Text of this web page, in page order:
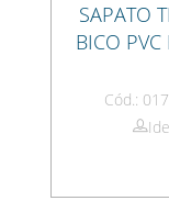
SAPATO
BICO
Cód.: